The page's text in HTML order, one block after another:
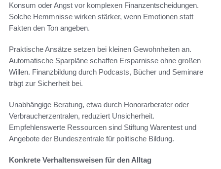
Konsum oder Angst vor komplexen Finanzentscheidungen.
Solche Hemmnisse wirken stärker, wenn Emotionen statt
Fakten den Ton angeben.
Praktische Ansätze setzen bei kleinen Gewohnheiten an.
Automatische Sparpläne schaffen Ersparnisse ohne großen
Willen. Finanzbildung durch Podcasts, Bücher und Seminare
trägt zur Sicherheit bei.
Unabhängige Beratung, etwa durch Honorarberater oder
Verbraucherzentralen, reduziert Unsicherheit.
Empfehlenswerte Ressourcen sind Stiftung Warentest und
Angebote der Bundeszentrale für politische Bildung.
Konkrete Verhaltensweisen für den Alltag